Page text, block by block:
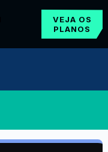
VEJA OS
PLANOS